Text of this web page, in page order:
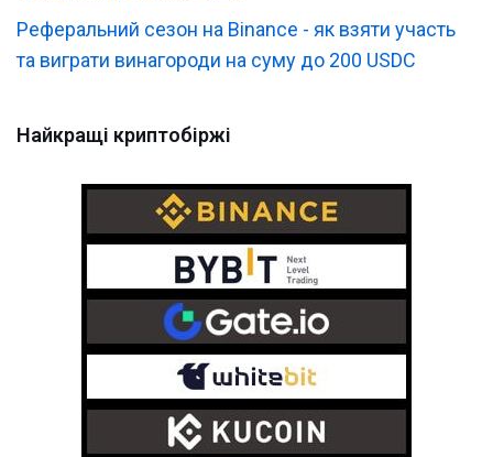
Реферальний сезон на Binance - як взяти участь
та виграти винагороди на суму до 200 USDC
Найкращі криптобіржі